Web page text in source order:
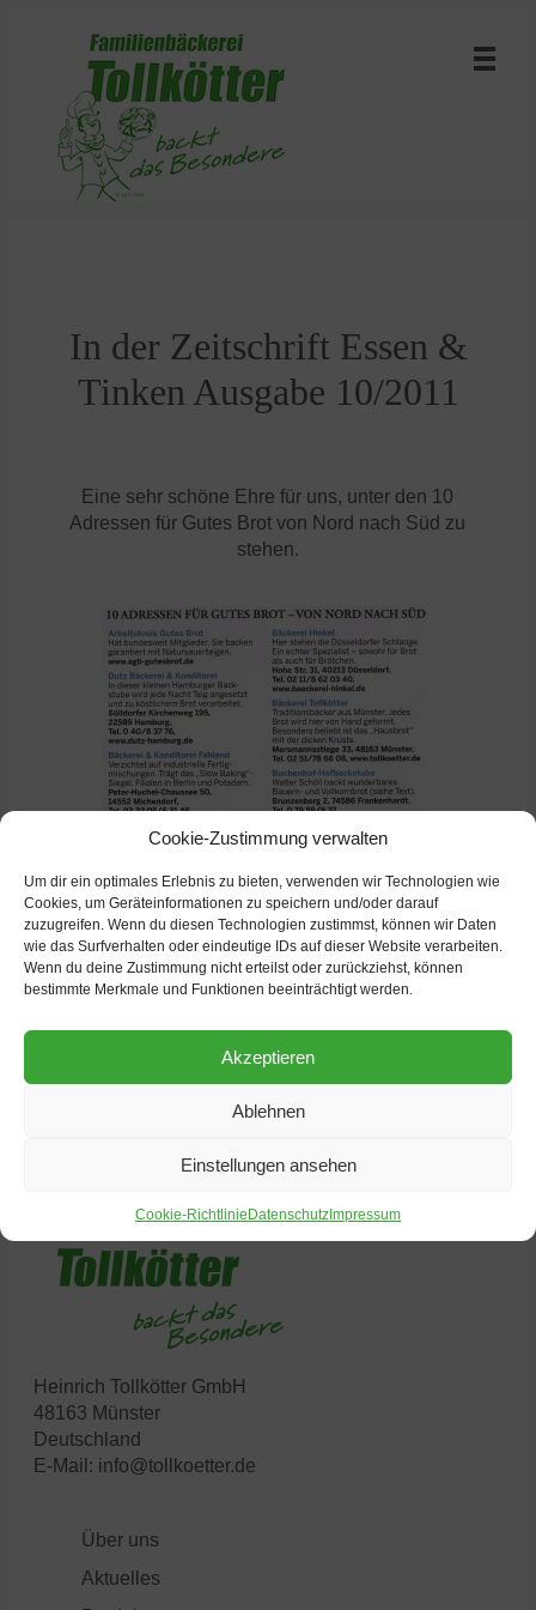
Cookie-Zustimmung verwalten
Um dir ein optimales Erlebnis zu bieten, verwenden wir Technologien wie
Cookies, um Geräteinformationen zu speichern und/oder darauf
zuzugreifen. Wenn du diesen Technologien zustimmst, können wir Daten
wie das Surfverhalten oder eindeutige IDs auf dieser Website verarbeiten.
Wenn du deine Zustimmung nicht erteilst oder zurückziehst, können
bestimmte Merkmale und Funktionen beeinträchtigt werden.
Akzeptieren
Ablehnen
Einstellungen ansehen
Cookie-RichtlinieDatenschutzImpressum
In der Zeitschrift Essen &
Tinken Ausgabe 10/2011
Eine sehr schöne Ehre für uns, unter den 10
Adressen für Gutes Brot von Nord nach Süd zu
stehen.
weitere Nachrichten
Heinrich Tollkötter GmbH
48163 Münster
Deutschland
E-Mail: info@tollkoetter.de
Über uns
Aktuelles